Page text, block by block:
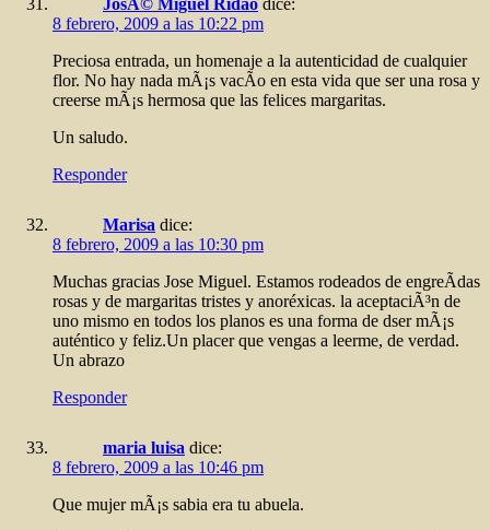
8 febrero, 2009 a las 10:22 pm
Preciosa entrada, un homenaje a la autenticidad de cualquier
flor. No hay nada mÃ¡s vacÃ­o en esta vida que ser una rosa y
creerse mÃ¡s hermosa que las felices margaritas.
Un saludo.
Responder
Marisa dice:
8 febrero, 2009 a las 10:30 pm
Muchas gracias Jose Miguel. Estamos rodeados de engreÃ­das
rosas y de margaritas tristes y anoréxicas. la aceptaciÃ³n de
uno mismo en todos los planos es una forma de dser mÃ¡s
auténtico y feliz.Un placer que vengas a leerme, de verdad.
Un abrazo
Responder
maria luisa dice:
8 febrero, 2009 a las 10:46 pm
Que mujer mÃ¡s sabia era tu abuela.